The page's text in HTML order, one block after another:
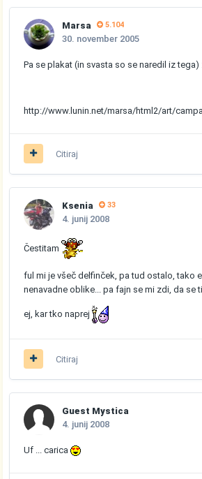
Marsa 5.104
30. november 2005
Pa se plakat (in svasta so se naredil iz
http://www.lunin.net/marsa/html2/art/
Citiraj
Ksenia 33
4. junij 2008
Čestitam
ful mi je všeč delfinček, pa tud ostalo, tako
nenavadne oblike... pa fajn se mi zdi, da se
ej, kar tko naprej
Citiraj
Guest Mystica
4. junij 2008
Uf ... carica